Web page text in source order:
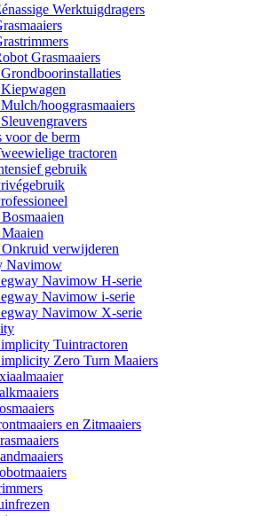
Werktuigdragers
Grasmaaiers
hooggrasmaaiers
voor de berm
tractoren
gebruik
Onkruid verwijderen
Navimow
Navimow H-serie
Navimow i-serie
Navimow X-serie
Tuintractoren
Zero Turn Maaiers
en Zitmaaiers